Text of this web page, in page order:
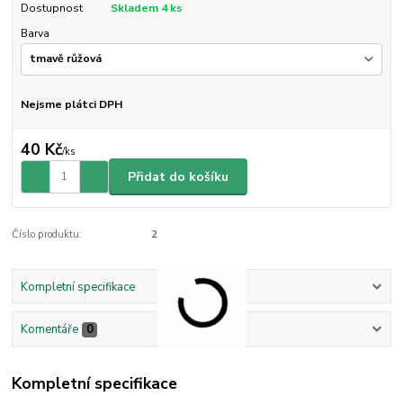
Dostupnost
Skladem 4 ks
Barva
Nejsme plátci DPH
40 Kč/ks
Přidat do košíku
Číslo produktu: 2
Kompletní specifikace
Komentáře 0
Kompletní specifikace